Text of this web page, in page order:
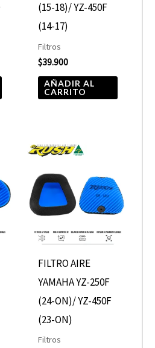
(15-18)/ YZ-450F
(14-17)
Filtros
$39.900
AÑADIR AL
CARRITO
FILTRO AIRE
YAMAHA YZ-250F
(24-ON)/ YZ-450F
(23-ON)
Filtros